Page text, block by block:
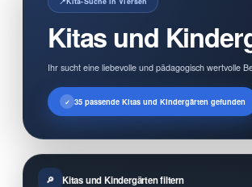
Kitas und
Ihr sucht eine liebevolle und pädagogisch wertvolle
35 passende Kitas und Kindergärten gefunden
Kitas und Kindergärten filtern